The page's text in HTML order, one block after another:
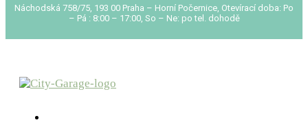
Náchodská 758/75, 193 00 Praha – Horní Počernice, Otevírací doba: Po
– Pá : 8:00 – 17:00, So – Ne: po tel. dohodě